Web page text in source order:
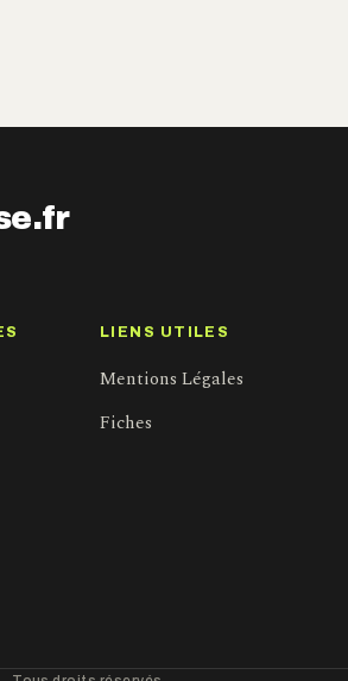
LIENS UTILES
Mentions Légales
Fiches